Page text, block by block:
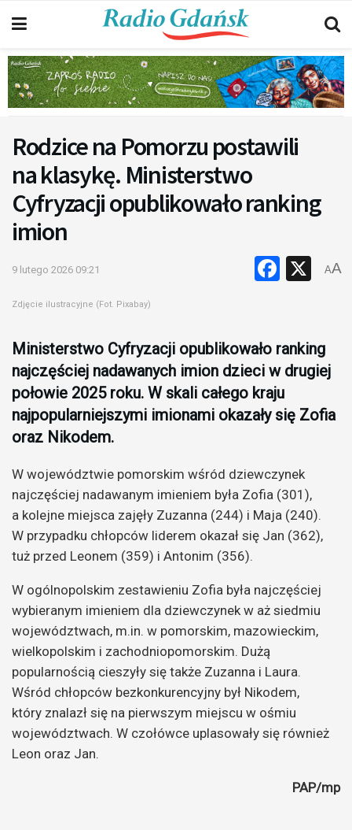
Rodzice na Pomorzu postawili
na klasykę. Ministerstwo
Cyfryzacji opublikowało ranking
imion
9 lutego 2026 09:21 X
AA
Zdjęcie ilustracyjne (Fot. Pixabay)
Ministerstwo Cyfryzacji opublikowało ranking
najczęściej nadawanych imion dzieci w drugiej
połowie 2025 roku. W skali całego kraju
najpopularniejszymi imionami okazały się Zofia
oraz Nikodem.
W województwie pomorskim wśród dziewczynek
najczęściej nadawanym imieniem była Zofia (301),
a kolejne miejsca zajęły Zuzanna (244) i Maja (240).
W przypadku chłopców liderem okazał się Jan (362),
tuż przed Leonem (359) i Antonim (356).
W ogólnopolskim zestawieniu Zofia była najczęściej
wybieranym imieniem dla dziewczynek w aż siedmiu
województwach, m.in. w pomorskim, mazowieckim,
wielkopolskim i zachodniopomorskim. Dużą
popularnością cieszyły się także Zuzanna i Laura.
Wśród chłopców bezkonkurencyjny był Nikodem,
który znalazł się na pierwszym miejscu w ośmiu
województwach. W czołówce uplasowały się również
Leon oraz Jan.
PAP/mp